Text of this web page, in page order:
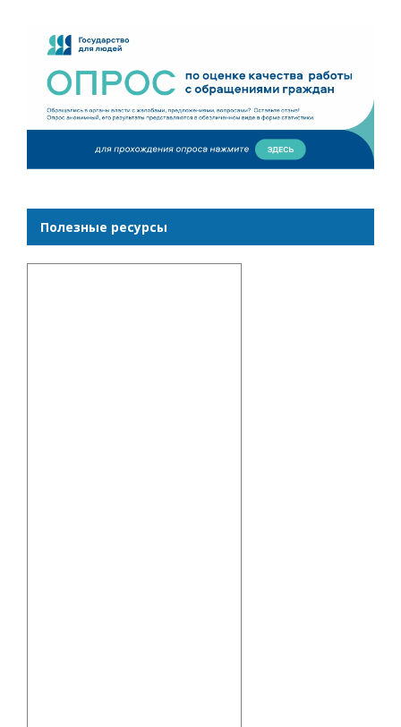
Полезные ресурсы